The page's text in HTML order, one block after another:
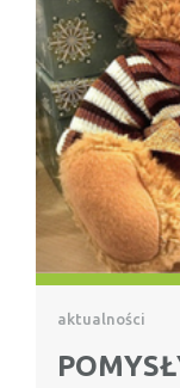
aktualności